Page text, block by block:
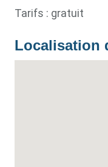
Tarifs : gratuit
Localisation